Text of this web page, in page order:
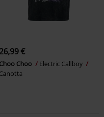
26,99 €
Choo Choo
Electric Callboy
Canotta